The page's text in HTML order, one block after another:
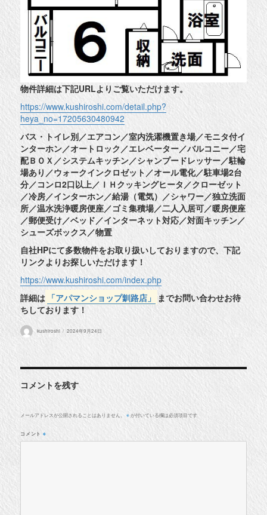
物件詳細は下記URLよりご覧いただけます。
https://www.kushiroshi.com/detail.php?
heya_no=17205630480942
バス・トイレ別／エアコン／室内洗濯機置き場／モニタ付イ
ンターホン／オートロック／エレベーター／バルコニー／宅
配ＢＯＸ／システムキッチン／シャンプードレッサー／駐輪
場あり／ウォークインクロゼット／オール電化／駐車場2台
分／コンロ2口以上／ＩＨクッキングヒータ／クローゼット
／冷房／インターホン／給湯（電気）／シャワー／独立洗面
所／温水洗浄暖房便座／ゴミ集積場／二人入居可／暖房便座
／郵便受け／ベッド／インターネット対応／対面キッチン／
シューズボックス／物置
自社HPにて多数物件をお取り扱いしておりますので、下記
リンクよりお探しいただけます！
https://www.kushiroshi.com/index.php
詳細は 「アパマンショップ釧路店」
までお問い合わせお待
ちしております！
投
kushiroshi
投
2024年9月24日
コメントを残す
メールアドレスが公開されることはありません。 ※ が付いている欄は必須項目です
コメント ※